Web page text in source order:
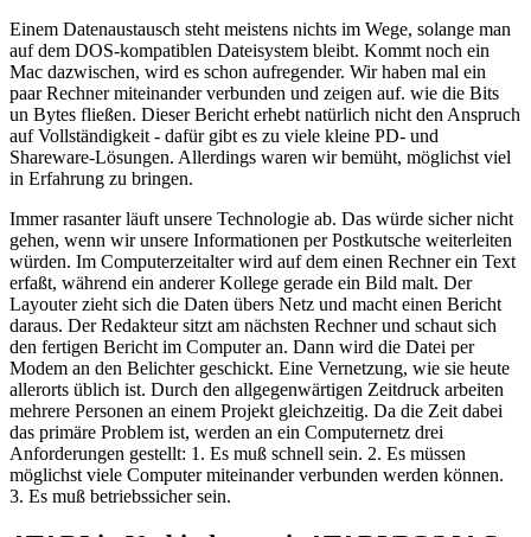
Einem Datenaustausch steht meistens nichts im Wege, solange man
auf dem DOS-kompatiblen Dateisystem bleibt. Kommt noch ein
Mac dazwischen, wird es schon aufregender. Wir haben mal ein
paar Rechner miteinander verbunden und zeigen auf. wie die Bits
un Bytes fließen. Dieser Bericht erhebt natürlich nicht den Anspruch
auf Vollständigkeit - dafür gibt es zu viele kleine PD- und
Shareware-Lösungen. Allerdings waren wir bemüht, möglichst viel
in Erfahrung zu bringen.
Immer rasanter läuft unsere Technologie ab. Das würde sicher nicht
gehen, wenn wir unsere Informationen per Postkutsche weiterleiten
würden. Im Computerzeitalter wird auf dem einen Rechner ein Text
erfaßt, während ein anderer Kollege gerade ein Bild malt. Der
Layouter zieht sich die Daten übers Netz und macht einen Bericht
daraus. Der Redakteur sitzt am nächsten Rechner und schaut sich
den fertigen Bericht im Computer an. Dann wird die Datei per
Modem an den Belichter geschickt. Eine Vernetzung, wie sie heute
allerorts üblich ist. Durch den allgegenwärtigen Zeitdruck arbeiten
mehrere Personen an einem Projekt gleichzeitig. Da die Zeit dabei
das primäre Problem ist, werden an ein Computernetz drei
Anforderungen gestellt: 1. Es muß schnell sein. 2. Es müssen
möglichst viele Computer miteinander verbunden werden können.
3. Es muß betriebssicher sein.